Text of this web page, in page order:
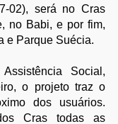
02), será no Cras
no Babi, e por fim,
e Parque Suécia.
Social,
o projeto traz o
dos usuários.
Cras todas as